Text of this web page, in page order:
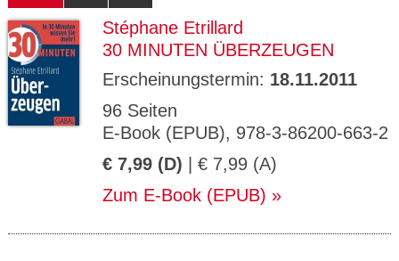
Stéphane Etrillard
30 MINUTEN ÜBERZEUGEN
Erscheinungstermin: 18.11.2011
96 Seiten
E-Book (EPUB), 978-3-86200-663-2
€ 7,99 (D) | € 7,99 (A)
Zum E-Book (EPUB)